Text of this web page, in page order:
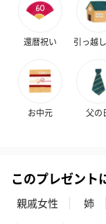
還暦祝い 引っ越
お中元 父の
このプレゼント
親戚女性 姉